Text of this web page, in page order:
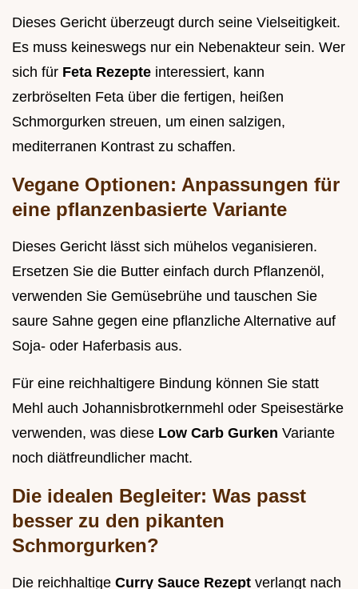
Dieses Gericht überzeugt durch seine Vielseitigkeit.
Es muss keineswegs nur ein Nebenakteur sein. Wer
sich für Feta Rezepte interessiert, kann
zerbröselten Feta über die fertigen, heißen
Schmorgurken streuen, um einen salzigen,
mediterranen Kontrast zu schaffen.
Vegane Optionen: Anpassungen für
eine pflanzenbasierte Variante
Dieses Gericht lässt sich mühelos veganisieren.
Ersetzen Sie die Butter einfach durch Pflanzenöl,
verwenden Sie Gemüsebrühe und tauschen Sie
saure Sahne gegen eine pflanzliche Alternative auf
Soja- oder Haferbasis aus.
Für eine reichhaltigere Bindung können Sie statt
Mehl auch Johannisbrotkernmehl oder Speisestärke
verwenden, was diese Low Carb Gurken Variante
noch diätfreundlicher macht.
Die idealen Begleiter: Was passt
besser zu den pikanten
Schmorgurken?
Die reichhaltige Curry Sauce Rezept verlangt nach